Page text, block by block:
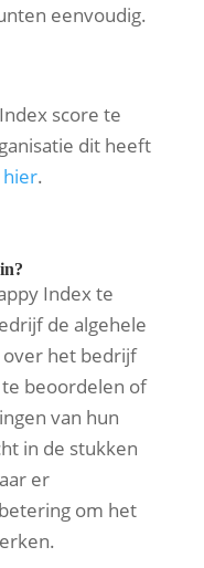
eenvoudig.
score te
dit heeft
hier.
Index te
de algehele
het bedrijf
beoordelen of
van hun
in de stukken
er
om het